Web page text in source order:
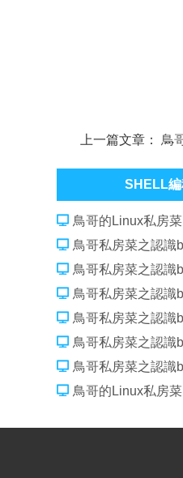
上一篇文章： 鳥
SHELL
鳥哥的Linux私房
鳥哥私房菜之認識
鳥哥私房菜之認識
鳥哥私房菜之認識
鳥哥私房菜之認識
鳥哥私房菜之認識
鳥哥私房菜之認識
鳥哥的Linux私房菜